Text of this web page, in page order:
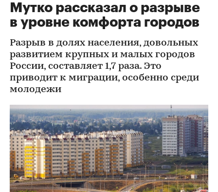
Мутко рассказал о разрыве
в уровне комфорта городов
Разрыв в долях населения, довольных
развитием крупных и малых городов
России, составляет 1,7 раза. Это
приводит к миграции, особенно среди
молодежи